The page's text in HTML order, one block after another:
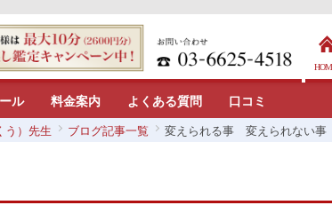
ル 料金案内 よくある質問 口コミ
う）先生 ブログ記事一覧 変えられる事 変えられない事